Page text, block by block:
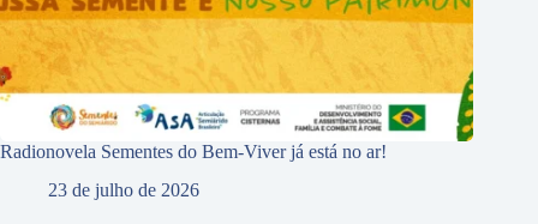
Radionovela Sementes do Bem-Viver já está no ar!
23 de julho de 2026